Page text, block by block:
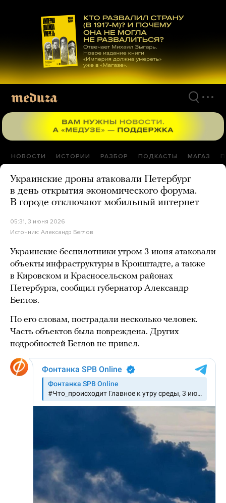
материалам
НОВОСТИ ИСТОРИИ РАЗБОР ПОДКАСТЫ МАГАЗ
Украинские дроны атаковали Петербург
в день открытия экономического форума.
В городе отключают мобильный интернет
05:31, 3 июня 2026
Источник: Александр Беглов
Украинские беспилотники утром 3 июня атаковали
объекты инфраструктуры в Кронштадте, а также
в Кировском и Красносельском районах
Петербурга, сообщил губернатор Александр
Беглов.
По его словам, пострадали несколько человек.
Часть объектов была повреждена. Других
подробностей Беглов не привел.